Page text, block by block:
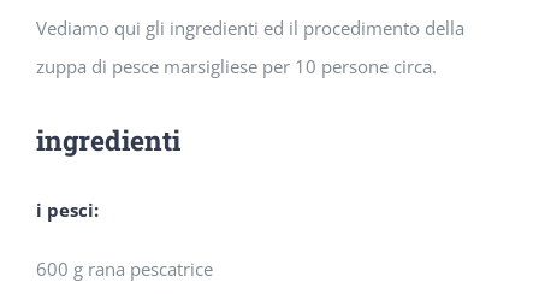
Vediamo qui gli ingredienti ed il procedimento della
zuppa di pesce marsigliese per 10 persone circa.
ingredienti
i pesci:
600 g rana pescatrice